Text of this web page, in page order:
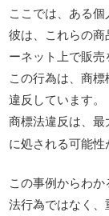
ここでは、ある個
彼は、これらの
ーネット上で販売
この行為は、商
違反しています。
商標法違反は、最
に処される可能性
この事例からわ
法行為ではなく